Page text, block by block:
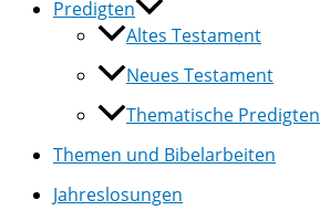
Predigten
Altes Testament
Neues Testament
Thematische Predigten
Themen und Bibelarbeiten
Jahreslosungen